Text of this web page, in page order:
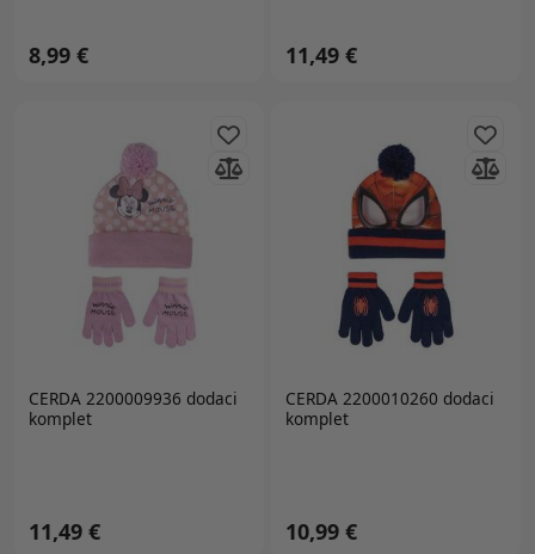
8,99 € 11,49 €
CERDA 2200009936 dodaci
komplet
11,49 €
CERDA 2200010260 dodaci
komplet
10,99 €